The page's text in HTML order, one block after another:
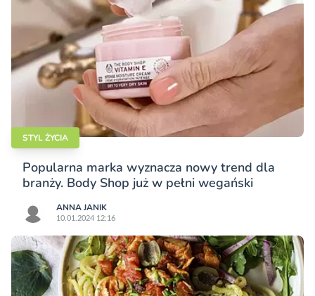
STYL ŻYCIA
Popularna marka wyznacza nowy trend dla
branży. Body Shop już w pełni wegański
ANNA JANIK
10.01.2024 12:16